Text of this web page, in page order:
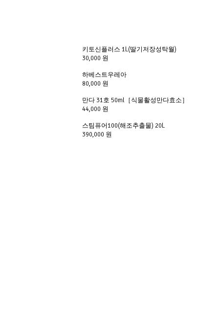
키토신플러스 1L(딸기저장성탁월)
30,000 원
하베스트우레아
80,000 원
만다 31호 50ml［식물활성만다효소］
44,000 원
스팀퓨어100(해조추출물) 20L
390,000 원